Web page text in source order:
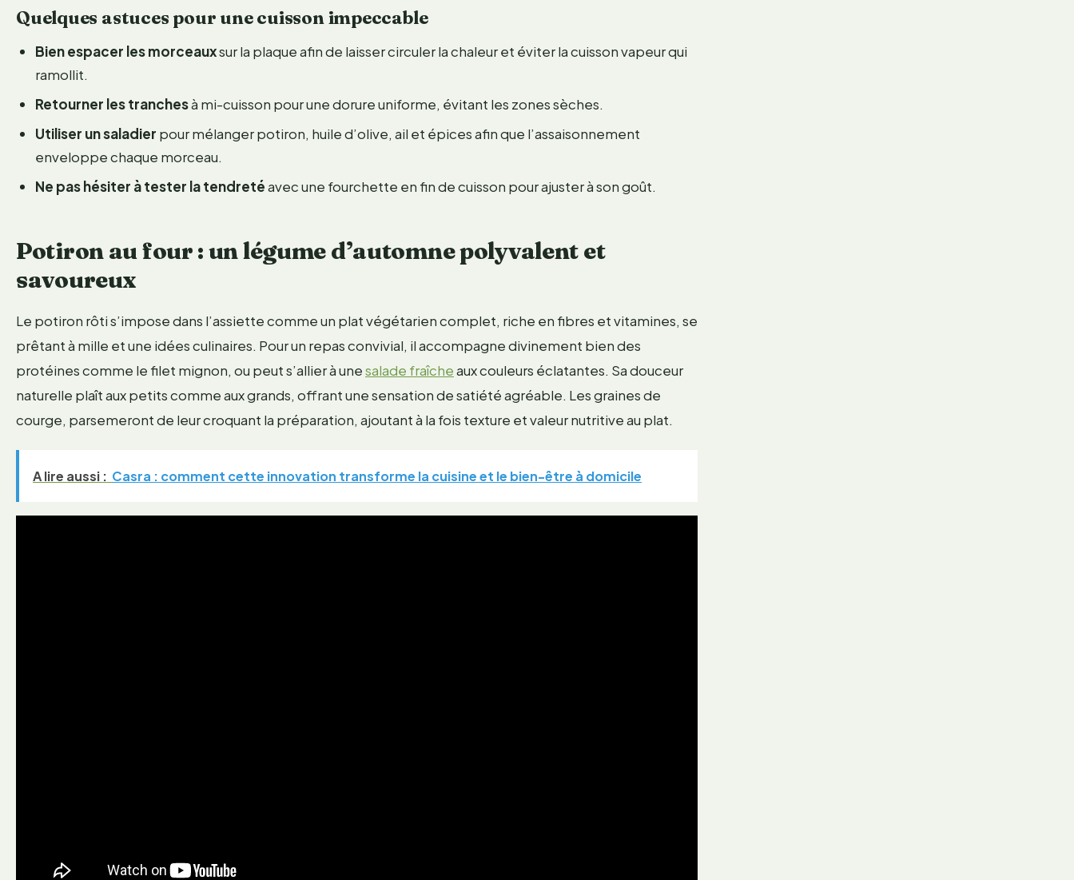
Quelques astuces pour une cuisson impeccable
Bien espacer les morceauxsur la plaque afin de laisser circuler la chaleur et éviter la cuisson vapeur qui
ramollit.
Retourner les tranchesà mi-cuisson pour une dorure uniforme, évitant les zones sèches.
Utiliser un saladier pour mélanger potiron, huile d’olive, ail et épices afin que l’assaisonnement
enveloppe chaque morceau.
Ne pas hésiter à tester la tendretéavec une fourchette en fin de cuisson pour ajuster à son goût.
Potiron au four : un légume d’automne polyvalent et
savoureux
Le potiron rôti s’impose dans l’assiette comme un plat végétarien complet, riche en fibres et vitamines, se
prêtant à mille et une idées culinaires. Pour un repas convivial, il accompagne divinement bien des
protéines comme le filet mignon, ou peut s’allier à unesalade fraîcheaux couleurs éclatantes. Sa douceur
naturelle plaît aux petits comme aux grands, offrant une sensation de satiété agréable. Les graines de
courge, parsemeront de leur croquant la préparation, ajoutant à la fois texture et valeur nutritive au plat.
A lire aussi : Casra : comment cette innovation transforme la cuisine et le bien-être à domicile